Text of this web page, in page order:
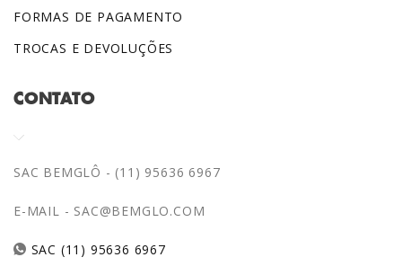
FORMAS DE PAGAMENTO
TROCAS E DEVOLUÇÕES
CONTATO
SAC BEMGLÔ - (11) 95636 6967
E-MAIL - SAC@BEMGLO.COM
SAC (11) 95636 6967